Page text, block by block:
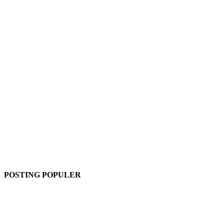
POSTING POPULER